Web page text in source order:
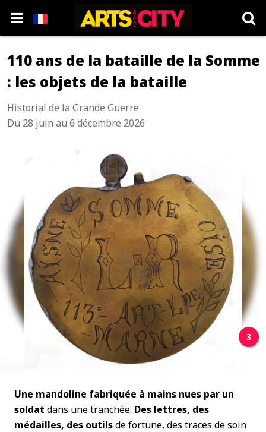
110 ans de la bataille de la Somme
: les objets de la bataille
Historial de la Grande Guerre
Du 28 juin au 6 décembre 2026
3
Une mandoline fabriquée à mains nues par un
soldat dans une tranchée. Des lettres, des
médailles, des outilsde fortune, des traces de soin